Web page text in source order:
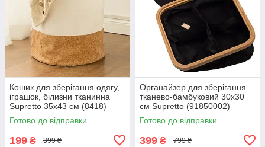
Кошик для зберігання одягу,
іграшок, білизни тканинна
Supretto 35х43 см (8418)
Готово до відправки
199 ₴ 399 ₴
Органайзер для зберігання
тканево-бамбуковий 30х30
см Supretto (91850002)
Готово до відправки
399 ₴ 799 ₴